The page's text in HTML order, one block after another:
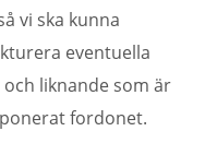
vi ska kunna
eventuella
liknande som är
fordonet.